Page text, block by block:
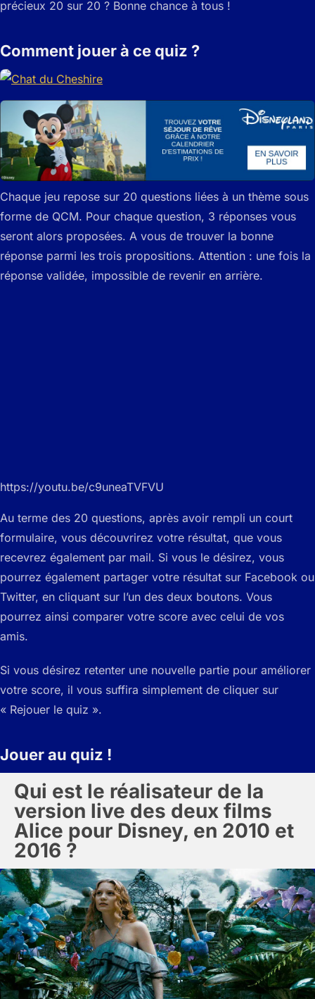
précieux 20 sur 20 ? Bonne chance à tous !
Comment jouer à ce quiz ?
Chaque jeu repose sur 20 questions liées à un thème sous
forme de QCM. Pour chaque question, 3 réponses vous
seront alors proposées. A vous de trouver la bonne
réponse parmi les trois propositions. Attention : une fois la
réponse validée, impossible de revenir en arrière.
https://youtu.be/c9uneaTVFVU
Au terme des 20 questions, après avoir rempli un court
formulaire, vous découvrirez votre résultat, que vous
recevrez également par mail. Si vous le désirez, vous
pourrez également partager votre résultat sur Facebook ou
Twitter, en cliquant sur l’un des deux boutons. Vous
pourrez ainsi comparer votre score avec celui de vos
amis.
Si vous désirez retenter une nouvelle partie pour améliorer
votre score, il vous suffira simplement de cliquer sur
« Rejouer le quiz ».
Jouer au quiz !
Qui est le réalisateur de la
version live des deux films
Alice pour Disney, en 2010 et
2016 ?